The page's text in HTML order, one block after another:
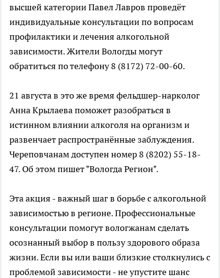
высшей категории Павел Лавров проведёт
индивидуальные консультации по вопросам
профилактики и лечения алкогольной
зависимости. Жители Вологды могут
обратиться по телефону 8 (8172) 72-00-60.
21 августа в это же время фельдшер-нарколог
Анна Крылаева поможет разобраться в
истинном влиянии алкоголя на организм и
развенчает распространённые заблуждения.
Череповчанам доступен номер 8 (8202) 55-18-
47. Об этом пишет "Вологда Регион".
Эта акция - важный шаг в борьбе с алкогольной
зависимостью в регионе. Профессиональные
консультации помогут вологжанам сделать
осознанный выбор в пользу здорового образа
жизни. Если вы или ваши близкие столкнулись с
проблемой зависимости - не упустите шанс